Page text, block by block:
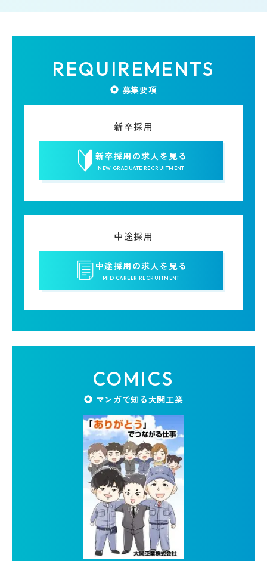
REQUIREMENTS
募集要項
新卒採用
新卒採用の求人を見る
NEW GRADUATE RECRUITMENT
中途採用
中途採用の求人を見る
MID CAREER RECRUITMENT
COMICS
マンガで知る大開工業